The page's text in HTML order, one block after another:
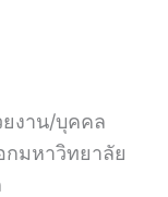
งาน/บุคคล
มหาวิทยาลัย